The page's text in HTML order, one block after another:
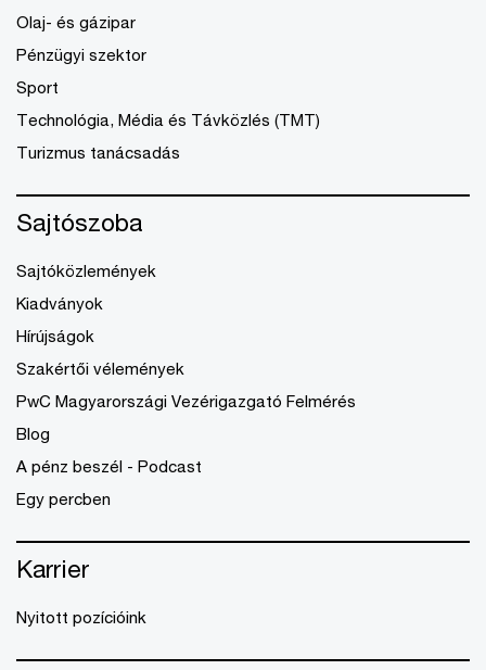
Olaj- és gázipar
Pénzügyi szektor
Sport
Technológia, Média és Távközlés (TMT)
Turizmus tanácsadás
Sajtószoba
Sajtóközlemények
Kiadványok
Hírújságok
Szakértői vélemények
PwC Magyarországi Vezérigazgató Felmérés
Blog
A pénz beszél - Podcast
Egy percben
Karrier
Nyitott pozícióink